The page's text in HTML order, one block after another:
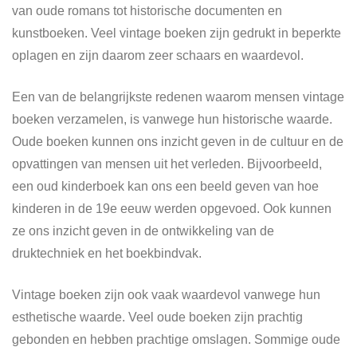
van oude romans tot historische documenten en
kunstboeken. Veel vintage boeken zijn gedrukt in beperkte
oplagen en zijn daarom zeer schaars en waardevol.
Een van de belangrijkste redenen waarom mensen vintage
boeken verzamelen, is vanwege hun historische waarde.
Oude boeken kunnen ons inzicht geven in de cultuur en de
opvattingen van mensen uit het verleden. Bijvoorbeeld,
een oud kinderboek kan ons een beeld geven van hoe
kinderen in de 19e eeuw werden opgevoed. Ook kunnen
ze ons inzicht geven in de ontwikkeling van de
druktechniek en het boekbindvak.
Vintage boeken zijn ook vaak waardevol vanwege hun
esthetische waarde. Veel oude boeken zijn prachtig
gebonden en hebben prachtige omslagen. Sommige oude